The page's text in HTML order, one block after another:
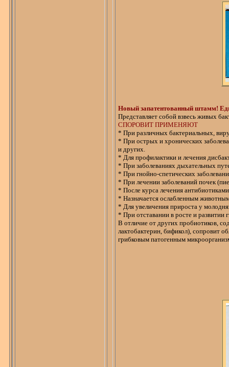
Новый запатентованный штамм!
Представляет собой взвесь живых
СПОРОВИТ ПРИМЕНЯЮТ
* При различных бактериальных,
* При острых и хронических
и других.
* Для профилактики и лечения
* При заболеваниях дыхательных
* Пригнойно-спетических
* При лечении заболеваний почек (
* После курса лечения
* Назначается ослабленным
* Для увеличения прироста у
* При отставании в росте и развитии
В отличие от другихпробиотиков ,
лактобактерин ,бификол),сопровит
грибковым патогенным